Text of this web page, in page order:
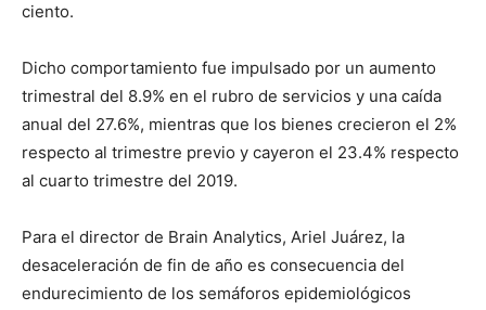
ciento.
Dicho comportamiento fue impulsado por un aumento
trimestral del 8.9% en el rubro de servicios y una caída
anual del 27.6%, mientras que los bienes crecieron el 2%
respecto al trimestre previo y cayeron el 23.4% respecto
al cuarto trimestre del 2019.
Para el director de Brain Analytics, Ariel Juárez, la
desaceleración de fin de año es consecuencia del
endurecimiento de los semáforos epidemiológicos